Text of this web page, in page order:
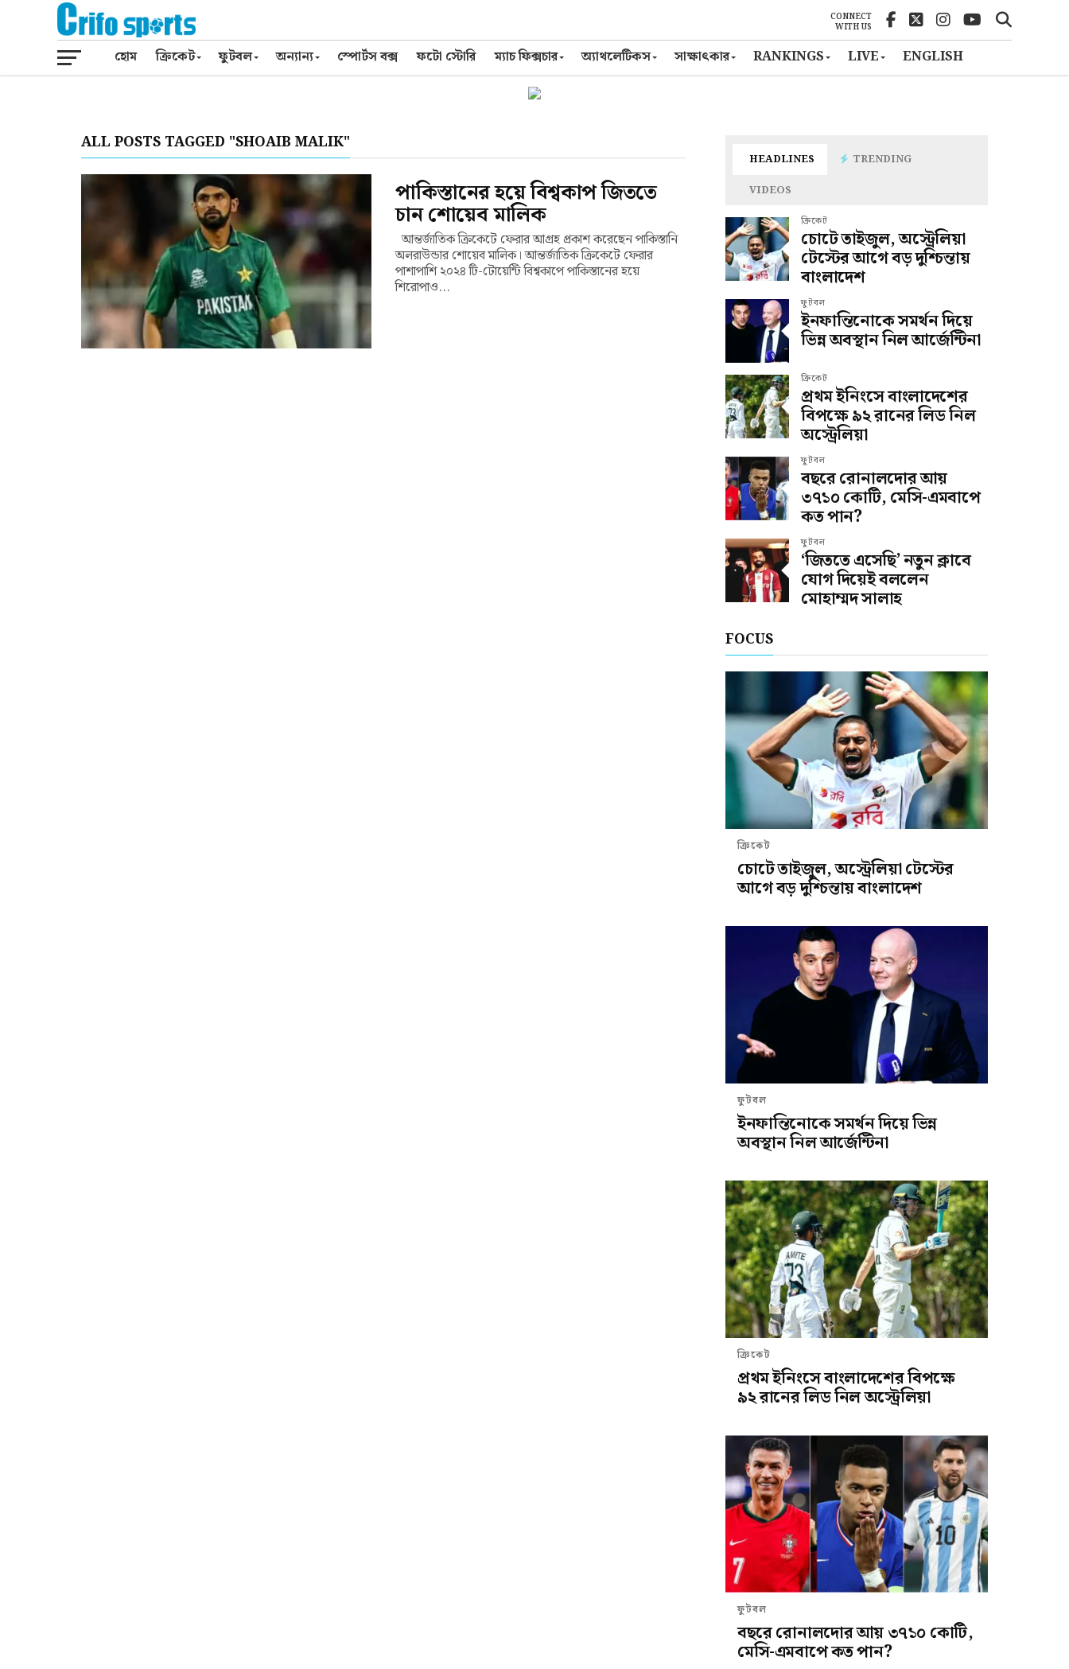
CONNECT
WITH US
হোম ক্রিকেট ফুটবল অন্যান্য স্পোর্টস বক্স ফটো স্টোরি ম্যাচ ফিক্সচার অ্যাথলেটিকস সাক্ষাৎকার RANKINGS LIVE ENGLISH
ALL POSTS TAGGED "SHOAIB MALIK"
পাকিস্তানের হয়ে বিশ্বকাপ জিততে
চান শোয়েব মালিক
আন্তর্জাতিক ক্রিকেটে ফেরার আগ্রহ প্রকাশ করেছেন পাকিস্তানি
অলরাউন্ডার শোয়েব মালিক। আন্তর্জাতিক ক্রিকেটে ফেরার
পাশাপাশি ২০২৪ টি-টোয়েন্টি বিশ্বকাপে পাকিস্তানের হয়ে
শিরোপাও...
HEADLINES
TRENDING
VIDEOS
ক্রিকেট
চোটে তাইজুল, অস্ট্রেলিয়া
টেস্টের আগে বড় দুশ্চিন্তায়
বাংলাদেশ
ফুটবল
ইনফান্তিনোকে সমর্থন দিয়ে
ভিন্ন অবস্থান নিল আর্জেন্টিনা
ক্রিকেট
প্রথম ইনিংসে বাংলাদেশের
বিপক্ষে ৯২ রানের লিড নিল
অস্ট্রেলিয়া
ফুটবল
বছরে রোনালদোর আয়
৩৭১০ কোটি, মেসি-এমবাপে
কত পান?
ফুটবল
‘জিততে এসেছি’ নতুন ক্লাবে
যোগ দিয়েই বললেন
মোহাম্মদ সালাহ
FOCUS
ক্রিকেট
চোটে তাইজুল, অস্ট্রেলিয়া টেস্টের
আগে বড় দুশ্চিন্তায় বাংলাদেশ
ফুটবল
ইনফান্তিনোকে সমর্থন দিয়ে ভিন্ন
অবস্থান নিল আর্জেন্টিনা
ক্রিকেট
প্রথম ইনিংসে বাংলাদেশের বিপক্ষে
৯২ রানের লিড নিল অস্ট্রেলিয়া
ফুটবল
বছরে রোনালদোর আয় ৩৭১০ কোটি,
মেসি-এমবাপে কত পান?